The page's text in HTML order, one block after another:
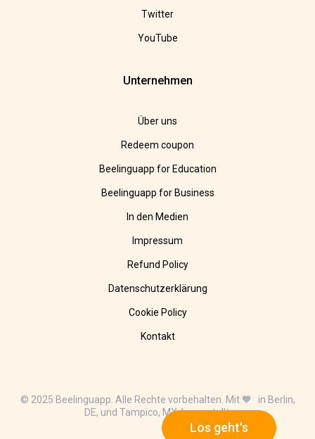
Los geht's
Twitter
YouTube
Unternehmen
Über uns
Redeem coupon
Beelinguapp for Education
Beelinguapp for Business
In den Medien
Impressum
Refund Policy
Datenschutzerklärung
Cookie Policy
Kontakt
© 2025 Beelinguapp. Alle Rechte vorbehalten. Mit 🧡 in Berlin,
DE, und Tampico, MX, hergestellt.